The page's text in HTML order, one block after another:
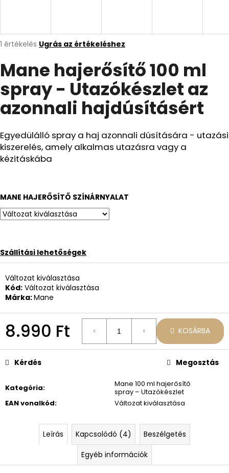
A
átlagos
értékelése
ből
5,0
csillag.
1 értékelés Ugrás az értékeléshez
Mane hajerősítő 100 ml
spray - Utazókészlet az
azonnali hajdúsításért
Egyedülálló spray a haj azonnali dúsítására - utazási
kiszerelés, amely alkalmas utazásra vagy a
kézitáskába
MANE HAJERŐSÍTŐ SZÍNÁRNYALAT
Szállítási lehetőségek
Változat kiválasztása
Kód: Változat kiválasztása
Márka:Mane
8.990 Ft KOSÁRBA
Kategória:
Mane 100 ml hajerősítő
spray – Utazókészlet
EAN vonalkód: Változat kiválasztása
Kérdés Megosztás
Leírás Kapcsolódó (4)
Beszélgetés
Egyéb információk
A
j
n
l
j
u
k
CSOMAG:
2X
MANE
HAJERŐSÍTŐ
HAJDÚSÍTÁSÉRT
+
INGYENES
RÖGZÍTŐ
Korábbi:
27.970
Ft